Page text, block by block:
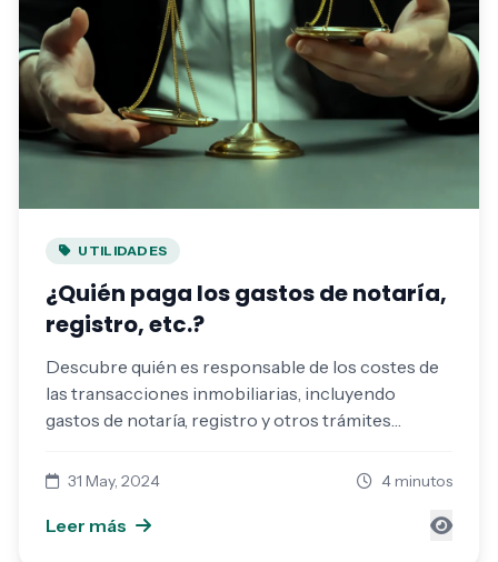
UTILIDADES
¿Quién paga los gastos de notaría,
registro, etc.?
Descubre quién es responsable de los costes de
las transacciones inmobiliarias, incluyendo
gastos de notaría, registro y otros trámites
31 May, 2024 4 minutos
Leer más